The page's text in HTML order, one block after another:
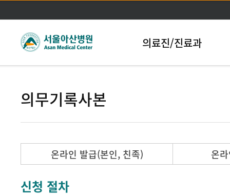
본문바로가기
의료진/진료과
의무기록사본
온라인 발급(본인, 친족) 온
신청 절차